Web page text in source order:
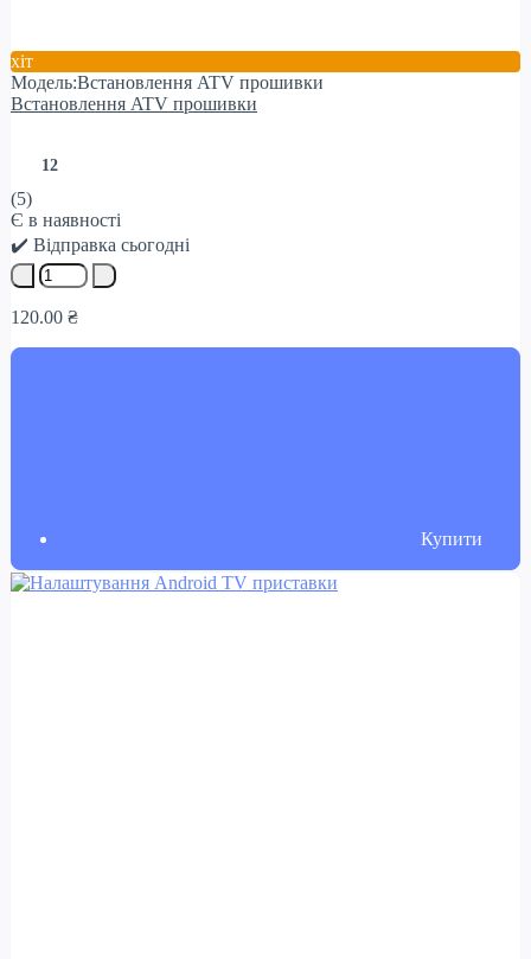
хіт
Модель:Встановлення ATV прошивки
Встановлення ATV прошивки
12
(5)
Є в наявності
✔️ Відправка сьогодні
120.00 ₴
Купити